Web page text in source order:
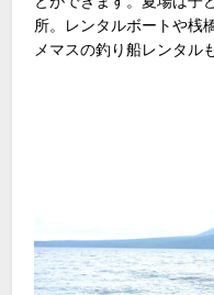
所。レンタルボートや桟
メマスの釣り船レンタル